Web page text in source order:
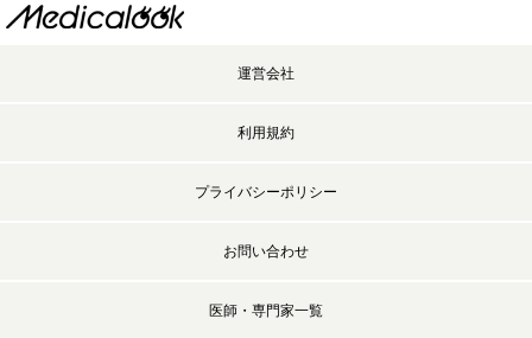
運営会社
利用規約
プライバシーポリシー
お問い合わせ
医師・専門家一覧